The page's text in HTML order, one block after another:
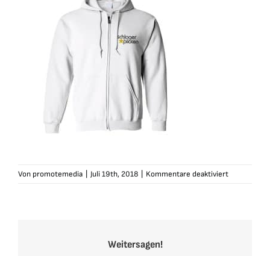
Von promotemedia Juli 19th, 2018 Kommentare deaktiviertfür
Weitersagen!